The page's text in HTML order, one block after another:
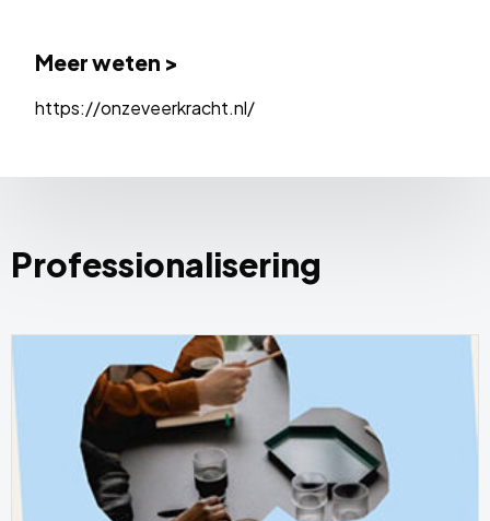
Meer weten >
https://onzeveerkracht.nl/
Professionalisering